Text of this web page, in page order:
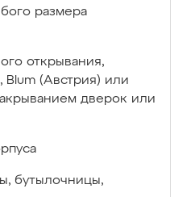
размера
открывания,
Blum (Австрия) или
дверок или
бутылочницы,